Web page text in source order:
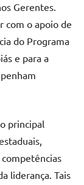
Gerentes.
com o apoio de
do Programa
e para a
principal
liderança. Tais